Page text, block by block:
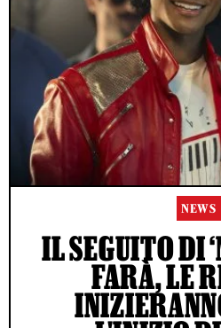
NEWS
IL SEGUITO DI
FARÀ, LE